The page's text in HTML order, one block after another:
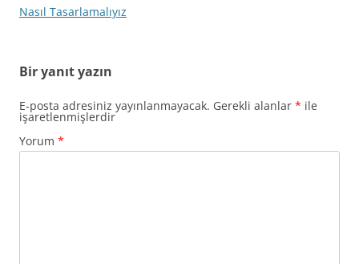
dolaşımı
Nasıl Tasarlamalıyız
Bir yanıt yazın
E-posta adresiniz yayınlanmayacak. Gerekli alanlar * ile
işaretlenmişlerdir
Yorum *